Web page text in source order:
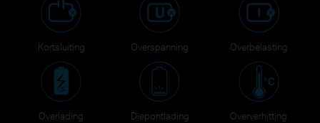
Kortsluiting Overspanning Overbelasting
Overlading Diepontlading Oververhitting